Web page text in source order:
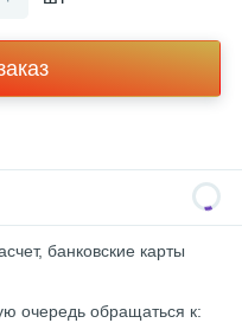
банковские карты
очередь обращаться к: